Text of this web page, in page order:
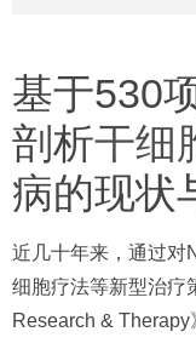
基于530
剖析干细
病的现状
近几十年来，通过对
细胞疗法等新型治疗
Research &